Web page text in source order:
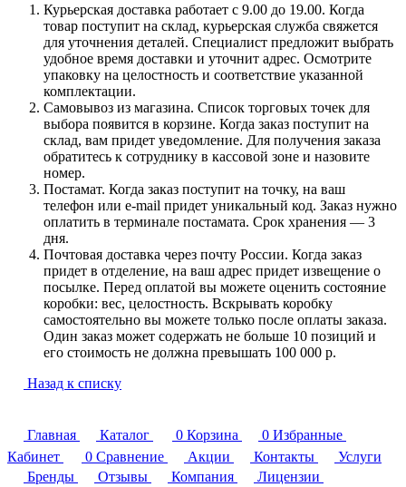
Курьерская доставка работает с 9.00 до 19.00. Когда
товар поступит на склад, курьерская служба свяжется
для уточнения деталей. Специалист предложит выбрать
удобное время доставки и уточнит адрес. Осмотрите
упаковку на целостность и соответствие указанной
комплектации.
Самовывоз из магазина. Список торговых точек для
выбора появится в корзине. Когда заказ поступит на
склад, вам придет уведомление. Для получения заказа
обратитесь к сотруднику в кассовой зоне и назовите
номер.
Постамат. Когда заказ поступит на точку, на ваш
телефон или e-mail придет уникальный код. Заказ нужно
оплатить в терминале постамата. Срок хранения — 3
дня.
Почтовая доставка через почту России. Когда заказ
придет в отделение, на ваш адрес придет извещение о
посылке. Перед оплатой вы можете оценить состояние
коробки: вес, целостность. Вскрывать коробку
самостоятельно вы можете только после оплаты заказа.
Один заказ может содержать не больше 10 позиций и
его стоимость не должна превышать 100 000 р.
Назад к списку
Главная Каталог 0 Корзина 0 Избранные
Кабинет
0 Сравнение Акции Контакты
Услуги
Бренды
Отзывы Компания
Лицензии